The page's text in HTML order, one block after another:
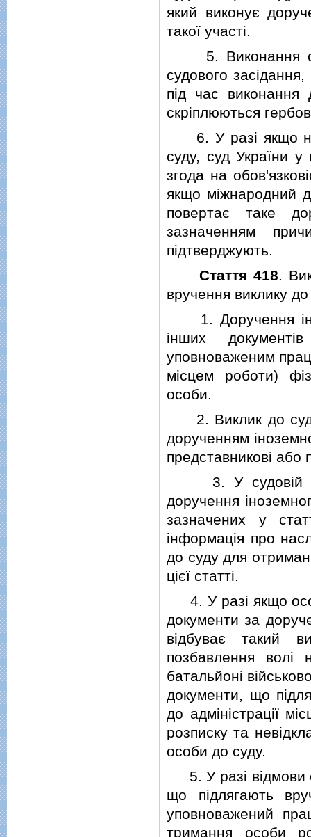
який виконує
такої участi.
5. Виконання
судового
пiд час виконання
скрiплюються
6. У разi якщо
суду, суд України
згода на
якщо мiжнародний
повертає таке
зазначенням
пiдтверджують.
Стаття 418.
вручення виклику
1. Доручення
iнших
уповноваженим
мiсцем роботи)
особи.
2. Виклик до
дорученням
представниковi або
3. У судовiй
доручення
зазначених у
iнформацiя про
до суду для
цiєї статтi.
4. У разi якщо
документи за
вiдбуває такий
позбавлення волi
батальйонi
документи, що
до адмiнiстрацiї
розписку та
особи до суду.
5. У разi вiдмови
що пiдлягають
уповноважений
тримання особи